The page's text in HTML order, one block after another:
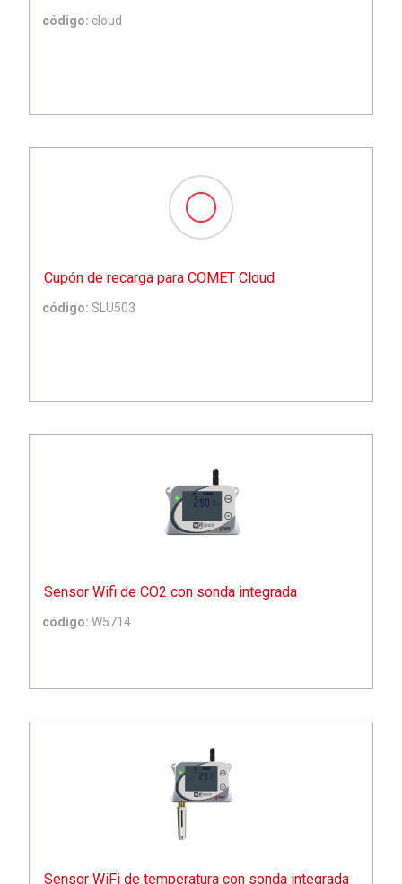
código: cloud
Cupón de recarga para COMET Cloud
código: SLU503
Sensor Wifi de CO2 con sonda integrada
código: W5714
Sensor WiFi de temperatura con sonda integrada